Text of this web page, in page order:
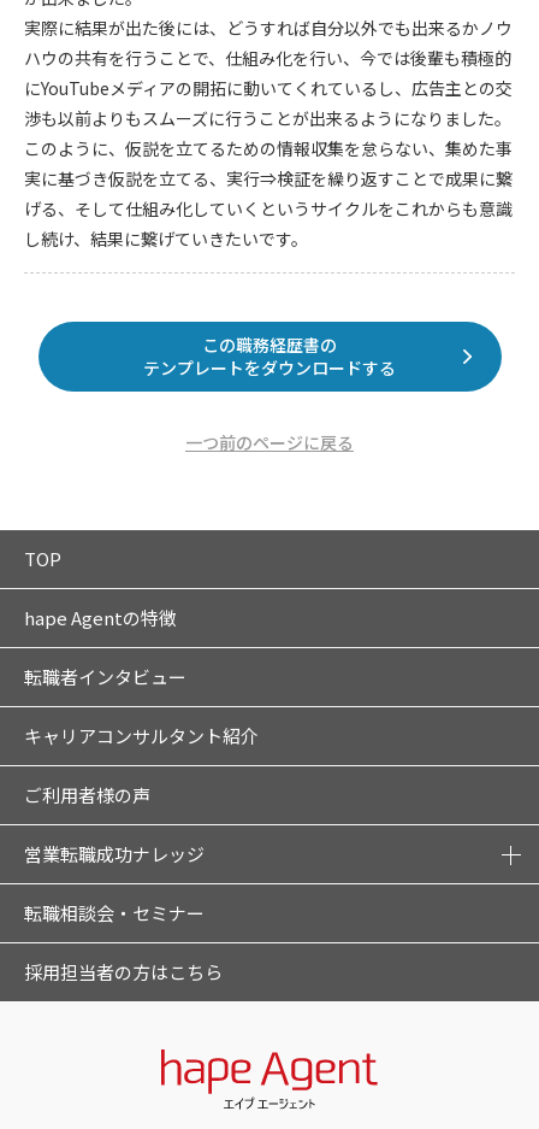
実際に結果が出た後には、どうすれば自分以外でも出来るかノウ
ハウの共有を行うことで、仕組み化を行い、今では後輩も積極的
にYouTubeメディアの開拓に動いてくれているし、広告主との交
渉も以前よりもスムーズに行うことが出来るようになりました。
このように、仮説を立てるための情報収集を怠らない、集めた事
実に基づき仮説を立てる、実行⇒検証を繰り返すことで成果に繋
げる、そして仕組み化していくというサイクルをこれからも意識
し続け、結果に繋げていきたいです。
この職務経歴書の
テンプレートをダウンロードする
一つ前のページに戻る
TOP
hape Agentの特徴
転職者インタビュー
キャリアコンサルタント紹介
ご利用者様の声
営業転職成功ナレッジ
転職相談会・セミナー
採用担当者の方はこちら